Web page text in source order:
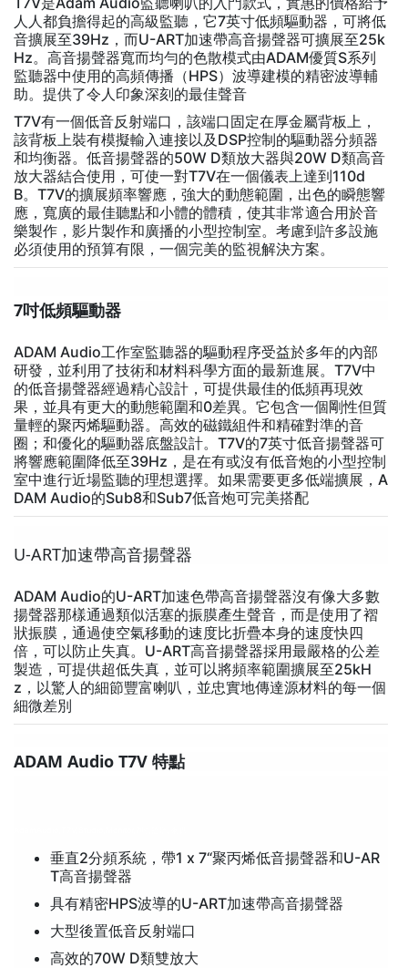
人人都負擔得起的高級監聽，它7英寸低頻驅動器，可將低
音擴展至39Hz，而U-ART加速帶高音揚聲器可擴展至25k
Hz。高音揚聲器寬而均勻的色散模式由ADAM優質S系列
監聽器中使用的高頻傳播（HPS）波導建模的精密波導輔
助。提供了令人印象深刻的最佳聲音
T7V有一個低音反射端口，該端口固定在厚金屬背板上，
該背板上裝有模擬輸入連接以及DSP控制的驅動器分頻器
和均衡器。低音揚聲器的50W D類放大器與20W D類高音
放大器結合使用，可使一對T7V在一個儀表上達到110d
B。T7V的擴展頻率響應，強大的動態範圍，出色的瞬態響
應，寬廣的最佳聽點和小體的體積，使其非常適合用於音
樂製作，影片製作和廣播的小型控制室。考慮到許多設施
必須使用的預算有限，一個完美的監視解決方案。
7吋低頻驅動器
ADAM Audio工作室監聽器的驅動程序受益於多年的內部
研發，並利用了技術和材料科學方面的最新進展。T7V中
的低音揚聲器經過精心設計，可提供最佳的低頻再現效
果，並具有更大的動態範圍和0差異。它包含一個剛性但質
量輕的聚丙烯驅動器。高效的磁鐵組件和精確對準的音
圈；和優化的驅動器底盤設計。T7V的7英寸低音揚聲器可
將響應範圍降低至39Hz，是在有或沒有低音炮的小型控制
室中進行近場監聽的理想選擇。如果需要更多低端擴展，A
DAM Audio的Sub8和Sub7低音炮可完美搭配
U-ART加速帶高音揚聲器
ADAM Audio的U-ART加速色帶高音揚聲器沒有像大多數
揚聲器那樣通過類似活塞的振膜產生聲音，而是使用了褶
狀振膜，通過使空氣移動的速度比折疊本身的速度快四
倍，可以防止失真。U-ART高音揚聲器採用最嚴格的公差
製造，可提供超低失真，並可以將頻率範圍擴展至25kH
z，以驚人的細節豐富喇叭，並忠實地傳達源材料的每一個
細微差別
ADAM Audio T7V 特點
垂直2分頻系統，帶1 x 7“聚丙烯低音揚聲器和U-AR
T高音揚聲器
具有精密HPS波導的U-ART加速帶高音揚聲器
大型後置低音反射端口
高效的70W D類雙放大